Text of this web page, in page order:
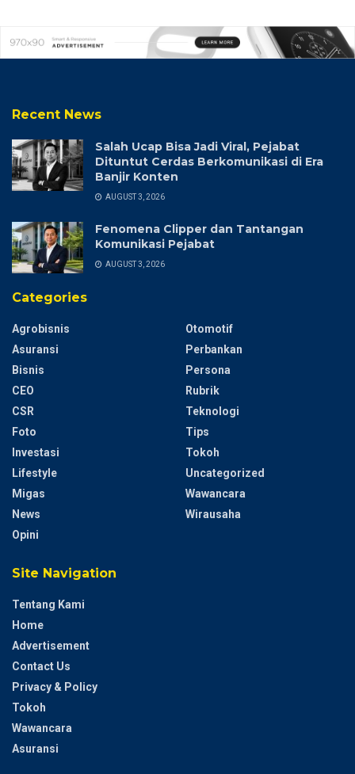
Recent News
Salah Ucap Bisa Jadi Viral, Pejabat
Dituntut Cerdas Berkomunikasi di Era
Banjir Konten
AUGUST 3, 2026
Fenomena Clipper dan Tantangan
Komunikasi Pejabat
AUGUST 3, 2026
Categories
Agrobisnis
Asuransi
Bisnis
CEO
CSR
Foto
Investasi
Lifestyle
Migas
News
Opini
Otomotif
Perbankan
Persona
Rubrik
Teknologi
Tips
Tokoh
Uncategorized
Wawancara
Wirausaha
Site Navigation
Tentang Kami
Home
Advertisement
Contact Us
Privacy & Policy
Tokoh
Wawancara
Asuransi